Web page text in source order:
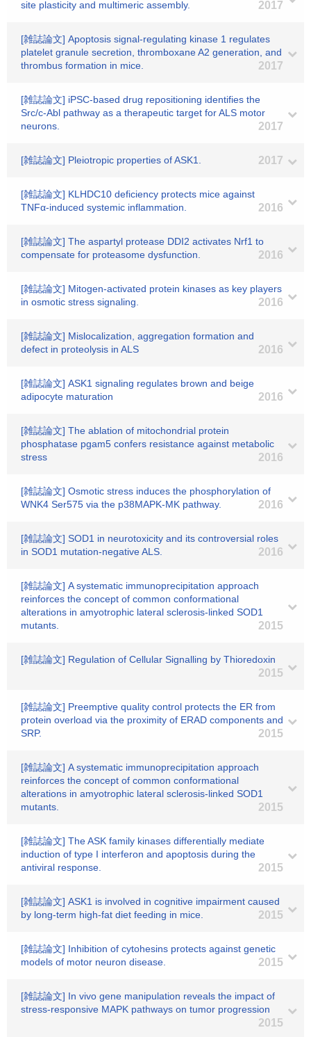
site plasticity and multimeric assembly.
2017
[雑誌論文] Apoptosis signal-regulating kinase 1 regulates
platelet granule secretion, thromboxane A2 generation, and
thrombus formation in mice.
2017
[雑誌論文] iPSC-based drug repositioning identifies the
Src/c-Abl pathway as a therapeutic target for ALS motor
neurons.
2017
[雑誌論文] Pleiotropic properties of ASK1. 2017
[雑誌論文] KLHDC10 deficiency protects mice against
TNFα-induced systemic inflammation.
2016
[雑誌論文] The aspartyl protease DDI2 activates Nrf1 to
compensate for proteasome dysfunction.
2016
[雑誌論文] Mitogen-activated protein kinases as key players
in osmotic stress signaling.
2016
[雑誌論文] Mislocalization, aggregation formation and
defect in proteolysis in ALS
2016
[雑誌論文] ASK1 signaling regulates brown and beige
adipocyte maturation
2016
[雑誌論文] The ablation of mitochondrial protein
phosphatase pgam5 confers resistance against metabolic
stress
2016
[雑誌論文] Osmotic stress induces the phosphorylation of
WNK4 Ser575 via the p38MAPK-MK pathway.
2016
[雑誌論文] SOD1 in neurotoxicity and its controversial roles
in SOD1 mutation-negative ALS.
2016
[雑誌論文] A systematic immunoprecipitation approach
reinforces the concept of common conformational
alterations in amyotrophic lateral sclerosis-linked SOD1
mutants.
2015
[雑誌論文] Regulation of Cellular Signalling by Thioredoxin
2015
[雑誌論文] Preemptive quality control protects the ER from
protein overload via the proximity of ERAD components and
SRP.
2015
[雑誌論文] A systematic immunoprecipitation approach
reinforces the concept of common conformational
alterations in amyotrophic lateral sclerosis-linked SOD1
mutants.
2015
[雑誌論文] The ASK family kinases differentially mediate
induction of type I interferon and apoptosis during the
antiviral response.
2015
[雑誌論文] ASK1 is involved in cognitive impairment caused
by long-term high-fat diet feeding in mice.
2015
[雑誌論文] Inhibition of cytohesins protects against genetic
models of motor neuron disease.
2015
[雑誌論文] In vivo gene manipulation reveals the impact of
stress-responsive MAPK pathways on tumor progression
2015